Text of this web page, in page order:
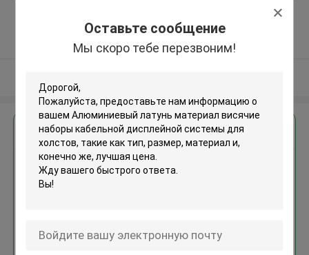
Оставьте сообщение
Мы скоро тебе перезвоним!
5.0
Подтверженный
поставщик
Получить лучшую цену для
Алюминиевый латунь